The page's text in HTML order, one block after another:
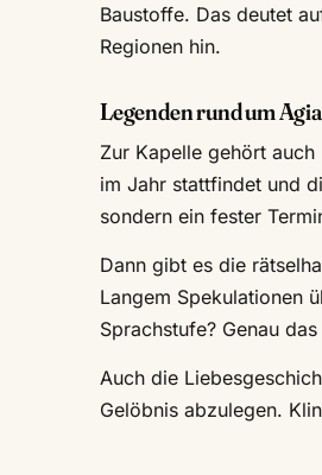
Baustoffe. Das deutet
Regionen hin.
Legenden rund um
Zur Kapelle gehört
im Jahr stattfindet und
sondern ein fester
Dann gibt es die
Langem Spekulationen
Sprachstufe? Genau
Auch die
Gelöbnis abzulegen.